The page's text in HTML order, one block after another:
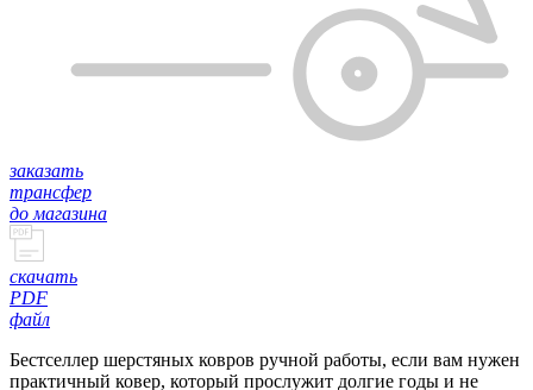
заказать
трансфер
до магазина
скачать
PDF
файл
Бестселлер шерстяных ковров ручной работы, если вам нужен
практичный ковер, который прослужит долгие годы и не